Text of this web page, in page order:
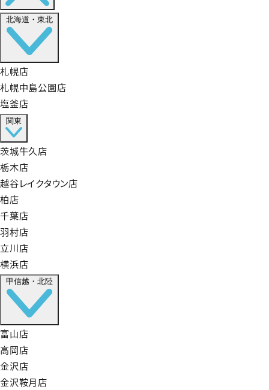
北海道・東北
札幌店
札幌中島公園店
塩釜店
関東
茨城牛久店
栃木店
越谷レイクタウン店
柏店
千葉店
羽村店
立川店
横浜店
甲信越・北陸
富山店
高岡店
金沢店
金沢鞍月店